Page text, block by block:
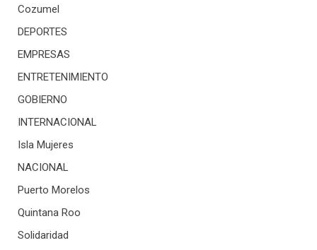
Cozumel
DEPORTES
EMPRESAS
ENTRETENIMIENTO
GOBIERNO
INTERNACIONAL
Isla Mujeres
NACIONAL
Puerto Morelos
Quintana Roo
Solidaridad